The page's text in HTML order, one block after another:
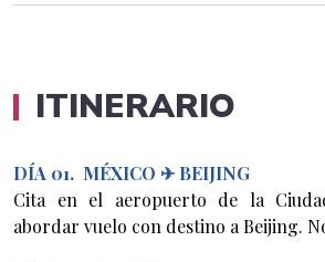
ITINERARIO
DÍA 01. MÉXICO ✈ BEIJING
Cita en el aeropuerto de la
abordar vuelo con destino a Beijing.